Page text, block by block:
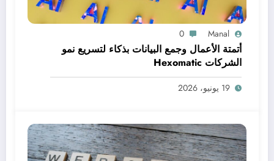
Manal
0
أتمتة الأعمال وجمع البيانات بذكاء لتسريع نمو
الشركات Hexomatic
19 يونيو، 2026